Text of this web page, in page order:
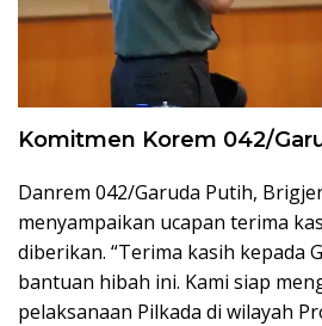
Komitmen Korem 042/
Danrem 042/Garuda Putih,
menyampaikan ucapan terima
diberikan. “Terima kasih kepada
bantuan hibah ini. Kami siap
pelaksanaan Pilkada di wilayah